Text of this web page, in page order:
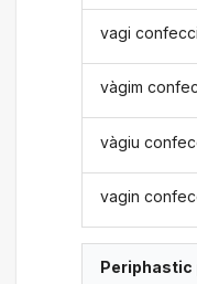
vagi
vàgim
vàgiu
vagin
Periphastic